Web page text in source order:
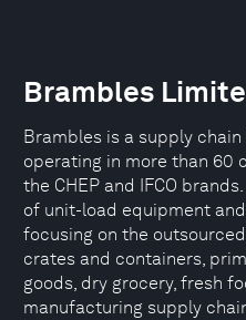
Brambles
Brambles is a supply
operating in more than 60
the CHEP and IFCO
of unit-load equipment
focusing on the
crates and containers,
goods, dry grocery, fresh
manufacturing supply